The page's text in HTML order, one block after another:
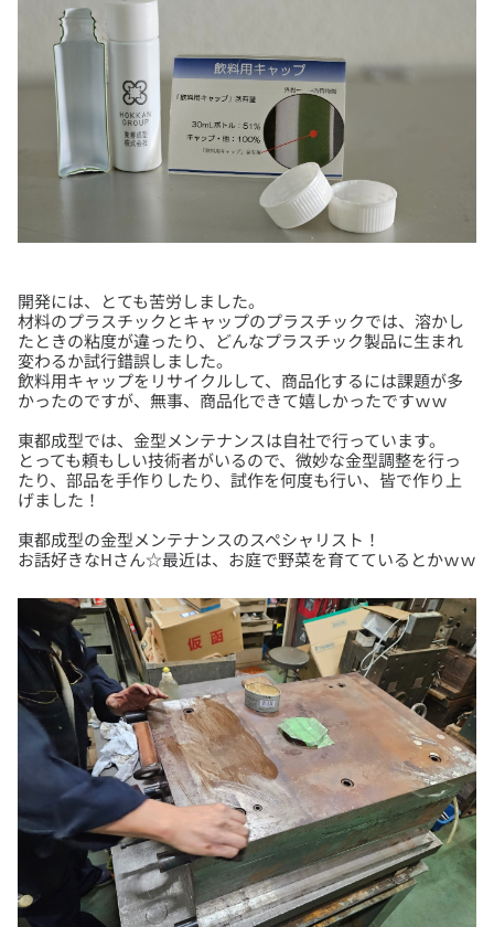
開発には、とても苦労しました。
材料のプラスチックとキャップのプラスチックでは、溶かし
たときの粘度が違ったり、どんなプラスチック製品に生まれ
変わるか試行錯誤しました。
飲料用キャップをリサイクルして、商品化するには課題が多
東都成型では、金型メンテナンスは自社で行っています。
とっても頼もしい技術者がいるので、微妙な金型調整を行っ
たり、部品を手作りしたり、試作を何度も行い、皆で作り上
東都成型の金型メンテナンスのスペシャリスト！